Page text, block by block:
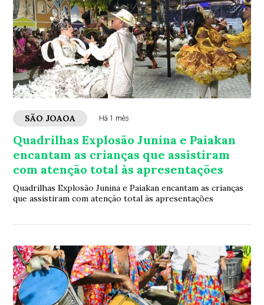
SÃO JOAOA Há 1 mês
Quadrilhas Explosão Junina e Paiakan
encantam as crianças que assistiram
com atenção total às apresentações
Quadrilhas Explosão Junina e Paiakan encantam as crianças
que assistiram com atenção total às apresentações